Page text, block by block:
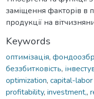
заміщення факторів в
продукції на
Keywords
оптимізація,
беззбитковість,
optimization, capital-
profitability, investment,,